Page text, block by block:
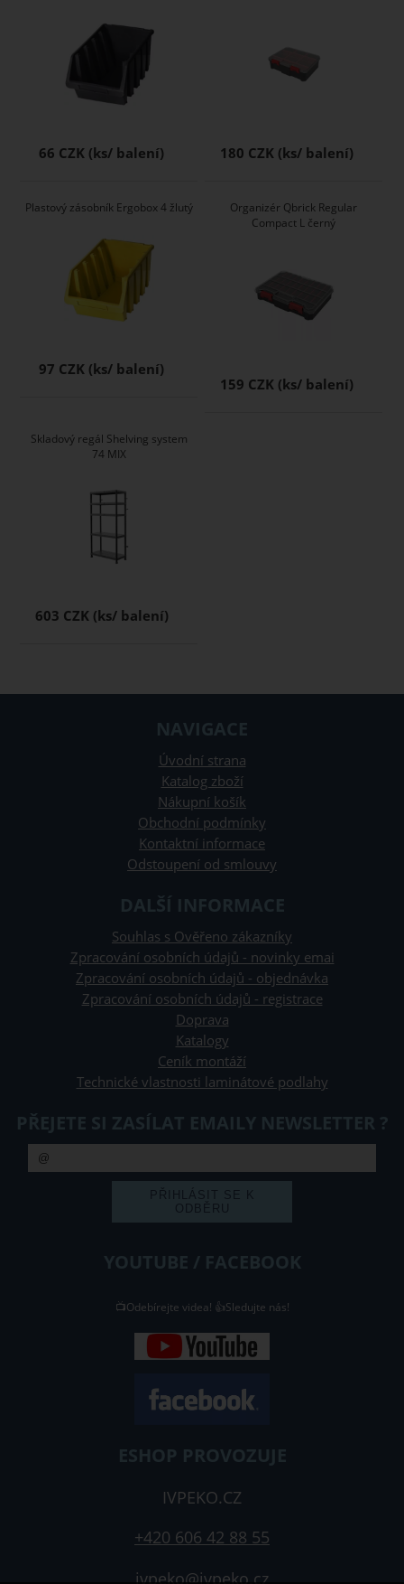
66 CZK 180 CZK
Plastový zásobník Ergobox 4 žlutý
97 CZK
Organizér Qbrick Regular
Compact L černý
159 CZK
Skladový regál Shelving system
74 MIX
603 CZK
NAVIGACE
Úvodní strana
Katalog zboží
Nákupní košík
Obchodní podmínky
Kontaktní informace
Odstoupení od smlouvy
DALŠÍ INFORMACE
Souhlas s Ověřeno zákazníky
Zpracování osobních údajů - novinky emai
Zpracování osobních údajů - objednávka
Zpracování osobních údajů - registrace
Doprava
Katalogy
Ceník montáží
Technické vlastnosti laminátové podlahy
PŘEJETE SI ZASÍLAT EMAILY NEWSLETTER ?
YOUTUBE / FACEBOOK
📺Odebírejte videa! 👍Sledujte nás!
ESHOP PROVOZUJE
IVPEKO.CZ
+420 606 42 88 55
ivpeko@ivpeko.cz